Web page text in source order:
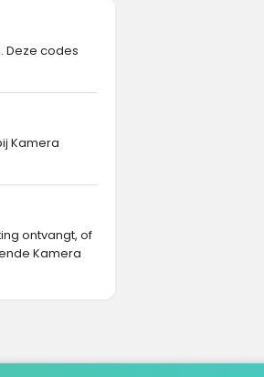
Deze codes
Kamera
ontvangt, of
Kamera